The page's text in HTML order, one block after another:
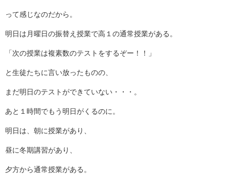
って感じなのだから。
明日は月曜日の振替え授業で高１の通常授業がある。
「次の授業は複素数のテストをするぞー！！」
と生徒たちに言い放ったものの、
まだ明日のテストができていない・・・。
あと１時間でもう明日がくるのに。
明日は、朝に授業があり、
昼に冬期講習があり、
夕方から通常授業がある。